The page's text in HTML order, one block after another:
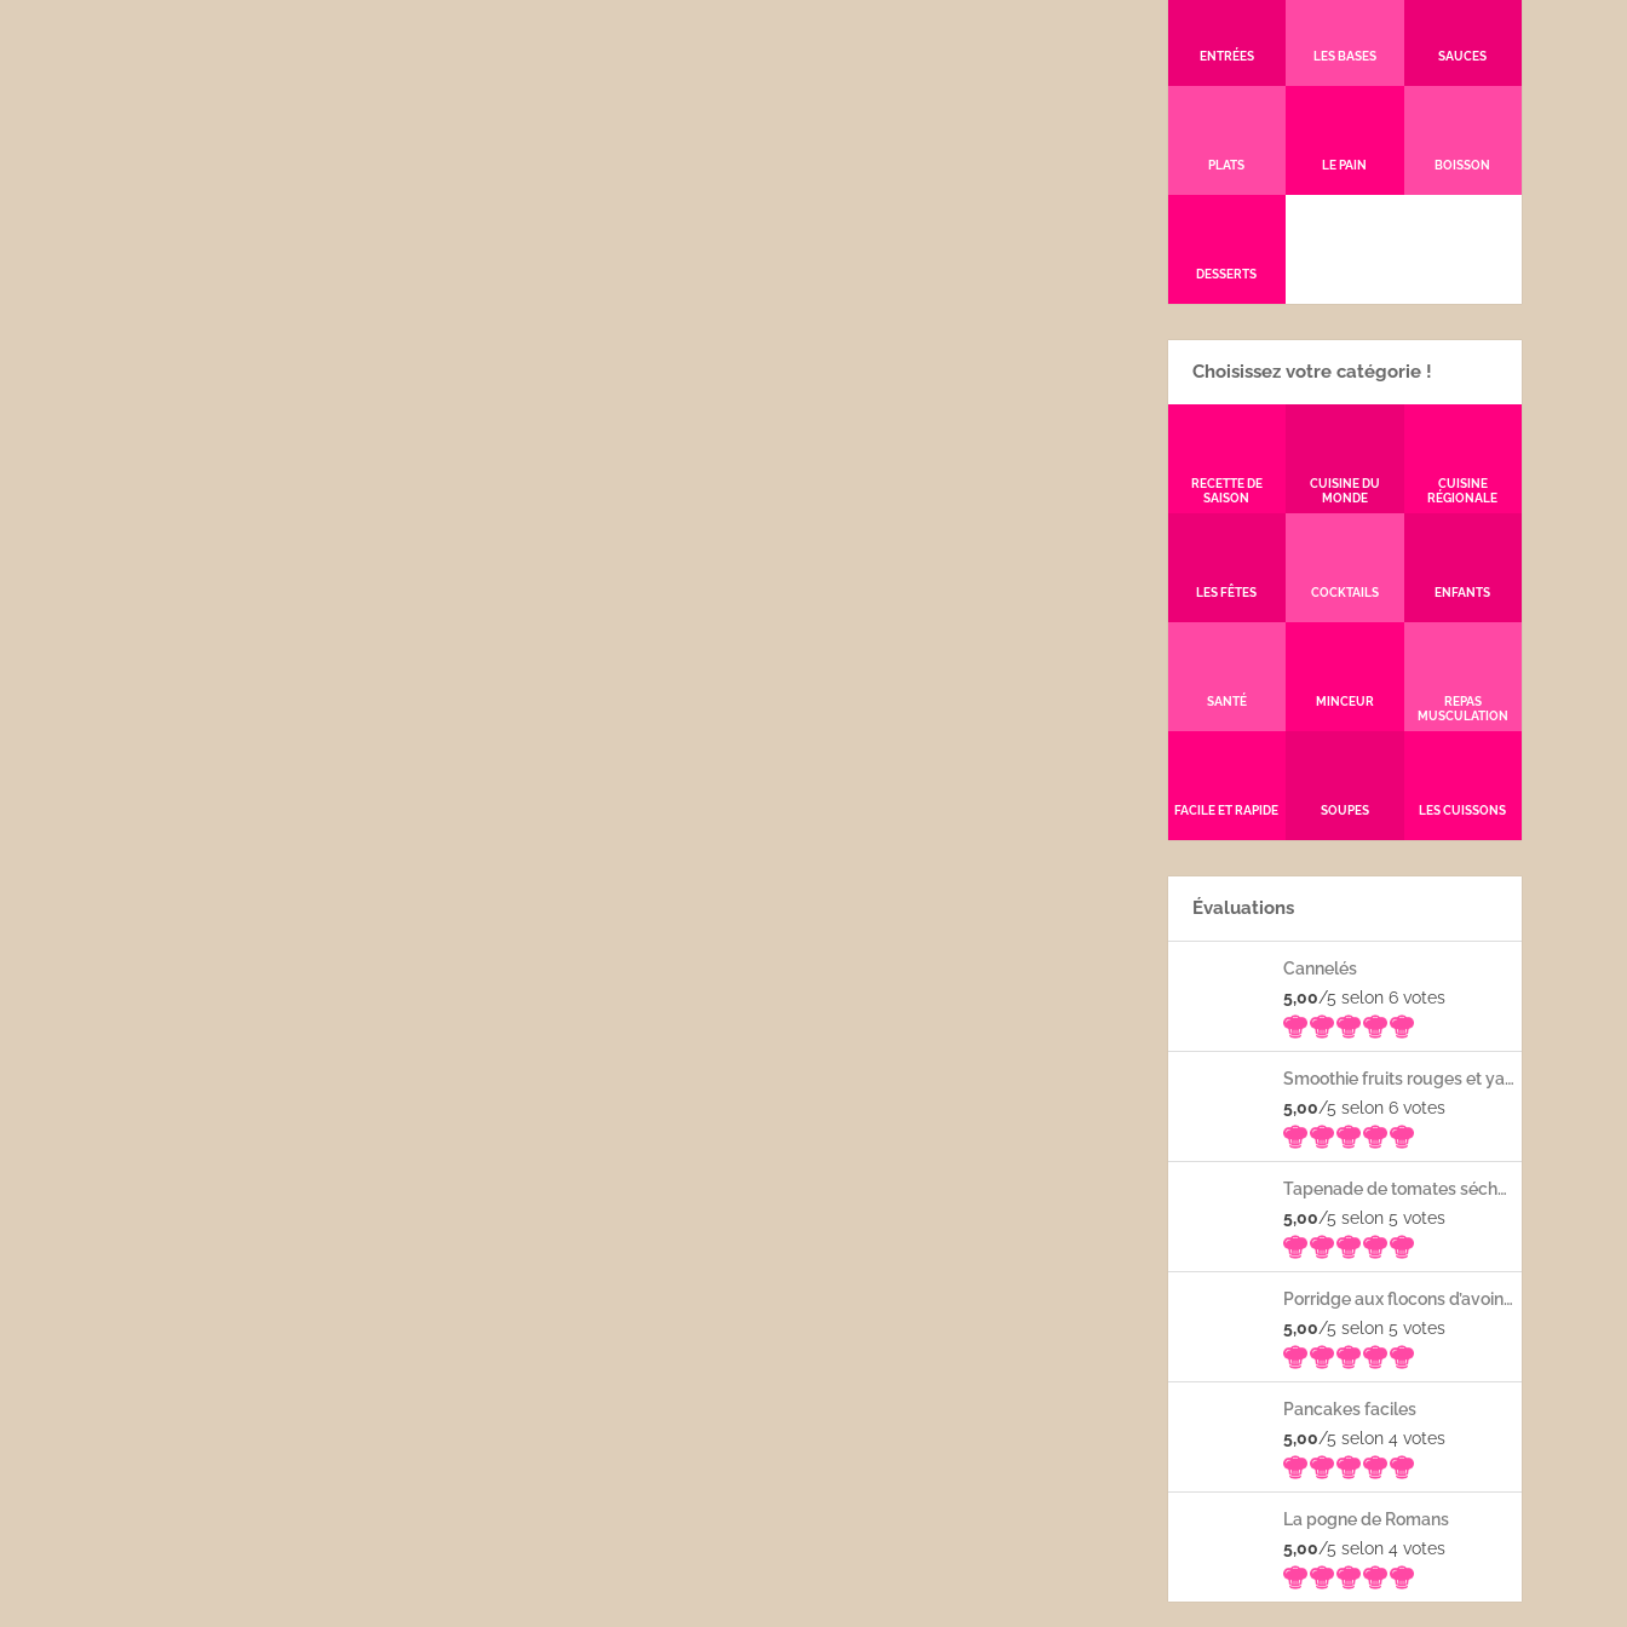
ENTRÉES LES BASES SAUCES
PLATS LE PAIN BOISSON
DESSERTS
Choisissez votre catégorie !
RECETTE DE
SAISON
CUISINE DU
MONDE
CUISINE
RÉGIONALE
LES FÊTES COCKTAILS ENFANTS
SANTÉ MINCEUR
REPAS
MUSCULATION
FACILE ET RAPIDE SOUPES LES CUISSONS
Évaluations
Cannelés
5,00/5 selon 6 votes
Smoothie fruits rouges et yaourt
5,00/5 selon 6 votes
Tapenade de tomates séchées
5,00/5 selon 5 votes
Porridge aux flocons d’avoine avec les fruits frais
5,00/5 selon 5 votes
Pancakes faciles
5,00/5 selon 4 votes
La pogne de Romans
5,00/5 selon 4 votes